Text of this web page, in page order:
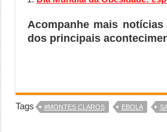
Acompanhe mais notícias
dos principais
Tags #MONTES CLAROS EBOLA